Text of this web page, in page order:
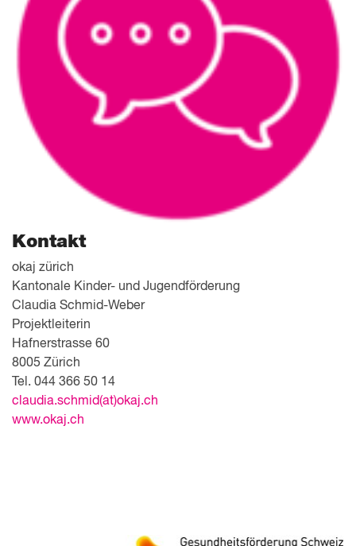
Kontakt
okaj zürich
Kantonale Kinder- und Jugendförderung
Claudia Schmid-Weber
Projektleiterin
Hafnerstrasse 60
8005 Zürich
Tel. 044 366 50 14
claudia.schmid(at)okaj.ch
www.okaj.ch